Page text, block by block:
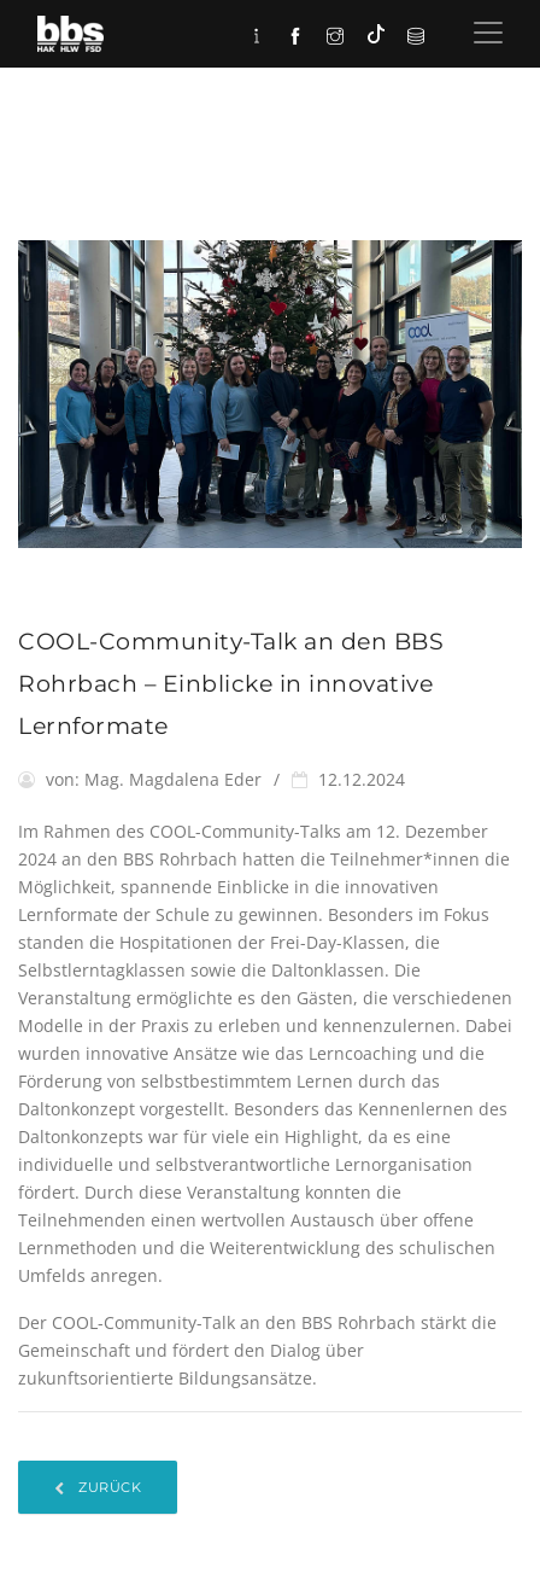
COOL-Community-Talk an den BBS
Rohrbach – Einblicke in innovative
Lernformate
von: Mag. Magdalena Eder 12.12.2024
Im Rahmen des COOL-Community-Talks am 12. Dezember
2024 an den BBS Rohrbach hatten die Teilnehmer*innen die
Möglichkeit, spannende Einblicke in die innovativen
Lernformate der Schule zu gewinnen. Besonders im Fokus
standen die Hospitationen der Frei-Day-Klassen, die
Selbstlerntagklassen sowie die Daltonklassen. Die
Veranstaltung ermöglichte es den Gästen, die verschiedenen
Modelle in der Praxis zu erleben und kennenzulernen. Dabei
wurden innovative Ansätze wie das Lerncoaching und die
Förderung von selbstbestimmtem Lernen durch das
Daltonkonzept vorgestellt. Besonders das Kennenlernen des
Daltonkonzepts war für viele ein Highlight, da es eine
individuelle und selbstverantwortliche Lernorganisation
fördert. Durch diese Veranstaltung konnten die
Teilnehmenden einen wertvollen Austausch über offene
Lernmethoden und die Weiterentwicklung des schulischen
Umfelds anregen.
Der COOL-Community-Talk an den BBS Rohrbach stärkt die
Gemeinschaft und fördert den Dialog über
zukunftsorientierte Bildungsansätze.
ZURÜCK